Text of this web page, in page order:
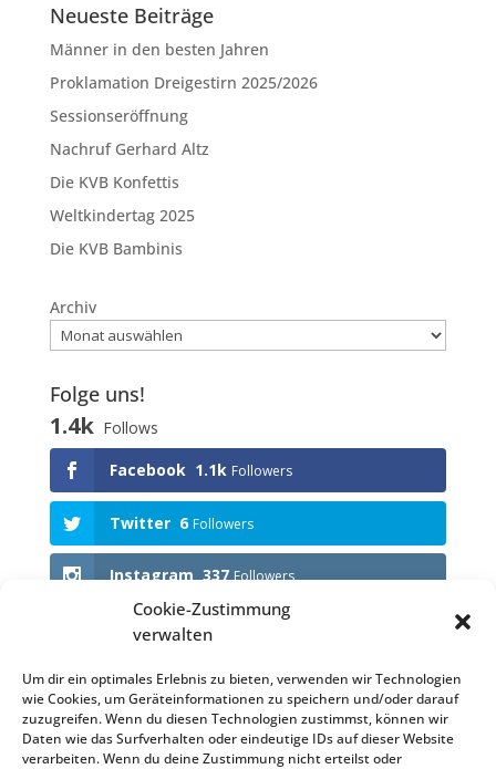
Cookie-Zustimmung
verwalten
Um dir ein optimales Erlebnis zu bieten, verwenden wir Technologien
wie Cookies, um Geräteinformationen zu speichern und/oder darauf
zuzugreifen. Wenn du diesen Technologien zustimmst, können wir
Daten wie das Surfverhalten oder eindeutige IDs auf dieser Website
verarbeiten. Wenn du deine Zustimmung nicht erteilst oder
Neueste Beiträge
Männer in den besten Jahren
Proklamation Dreigestirn 2025/2026
Sessionseröffnung
Nachruf Gerhard Altz
Die KVB Konfettis
Weltkindertag 2025
Die KVB Bambinis
Archiv
Folge uns!
1.4k Follows
Facebook 1.1k Followers
Twitter 6 Followers
Instagram 337 Followers
Anstehende Events
KEINE VERANSTALTUNGEN